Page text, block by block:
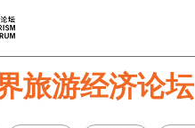
简 旅游经济论坛